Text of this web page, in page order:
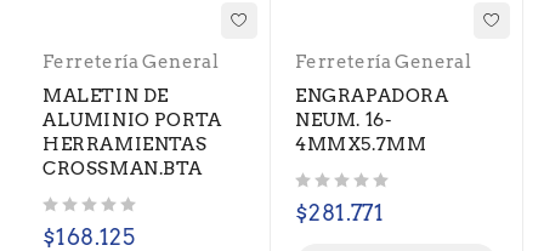
Ferretería General
MALETIN DE
ALUMINIO PORTA
HERRAMIENTAS
CROSSMAN.BTA
$168.125
Ferretería General
ENGRAPADORA
NEUM. 16-
4MMX5.7MM
$281.771